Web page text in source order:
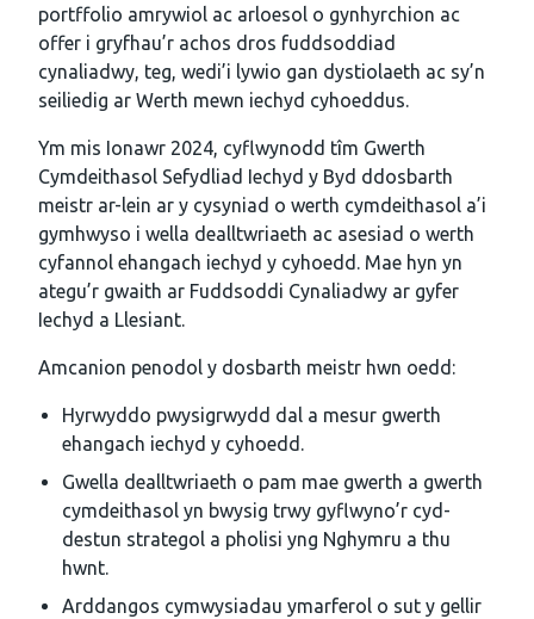
portffolio amrywiol ac arloesol o gynhyrchion ac
offer i gryfhau’r achos dros fuddsoddiad
cynaliadwy, teg, wedi’i lywio gan dystiolaeth ac sy’n
seiliedig ar Werth mewn iechyd cyhoeddus.
Ym mis Ionawr 2024, cyflwynodd tîm Gwerth
Cymdeithasol Sefydliad Iechyd y Byd ddosbarth
meistr ar-lein ar y cysyniad o werth cymdeithasol a’i
gymhwyso i wella dealltwriaeth ac asesiad o werth
cyfannol ehangach iechyd y cyhoedd. Mae hyn yn
ategu’r gwaith ar Fuddsoddi Cynaliadwy ar gyfer
Iechyd a Llesiant.
Amcanion penodol y dosbarth meistr hwn oedd:
Hyrwyddo pwysigrwydd dal a mesur gwerth
ehangach iechyd y cyhoedd.
Gwella dealltwriaeth o pam mae gwerth a gwerth
cymdeithasol yn bwysig trwy gyflwyno’r cyd-
destun strategol a pholisi yng Nghymru a thu
hwnt.
Arddangos cymwysiadau ymarferol o sut y gellir